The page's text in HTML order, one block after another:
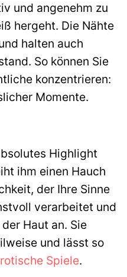
und angenehm zu
hergeht. Die Nähte
halten auch
So können Sie
konzentrieren:
Momente.
Highlight
ihm einen Hauch
der Ihre Sinne
verarbeitet und
Haut an. Sie
und lässt so
Spiele.